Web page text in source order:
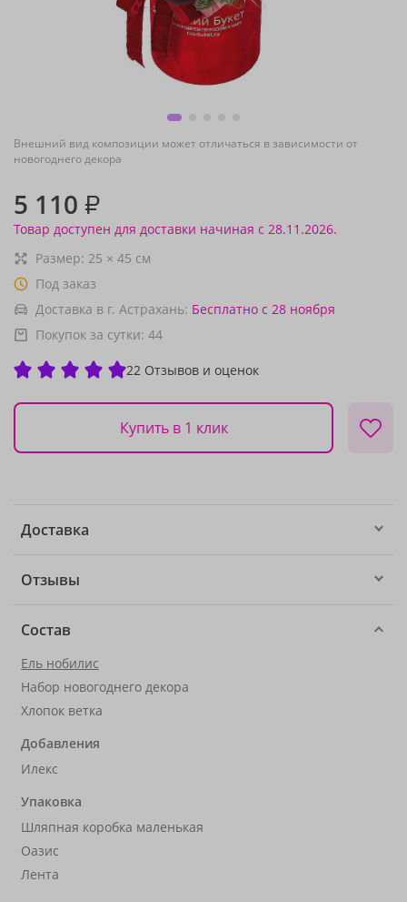
Внешний вид композиции может отличаться в зависимости от
новогоднего декора
5 110 ₽
Товар доступен для доставки начиная с 28.11.2026.
Размер: 25 × 45 см
Под заказ
Доставка в г. Астрахань: Бесплатно с 28 ноября
Покупок за сутки: 44
22 Отзывов и оценок
Купить в 1 клик
Доставка
Отзывы
Состав
Ель нобилис
Набор новогоднего декора
Хлопок ветка
Добавления
Илекс
Упаковка
Шляпная коробка маленькая
Оазис
Лента